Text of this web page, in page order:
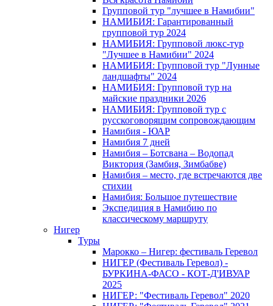
Групповой тур "лучшее в Намибии"
НАМИБИЯ: Гарантированный
групповой тур 2024
НАМИБИЯ: Групповой люкс-тур
"Лучшее в Намибии" 2024
НАМИБИЯ: Групповой тур "Лунные
ландшафты" 2024
НАМИБИЯ: Групповой тур на
майские праздники 2026
НАМИБИЯ: Групповой тур с
русскоговорящим сопровождающим
Намибия - ЮАР
Намибия 7 дней
Намибия – Ботсвана – Водопад
Виктория (Замбия, Зимбабве)
Намибия – место, где встречаются две
стихии
Намибия: Большое путешествие
Экспедиция в Намибию по
классическому маршруту
Нигер
Туры
Марокко – Нигер: фестиваль Геревол
НИГЕР (Фестиваль Геревол) -
БУРКИНА-ФАСО - КОТ-Д'ИВУАР
2025
НИГЕР: "Фестиваль Геревол" 2020